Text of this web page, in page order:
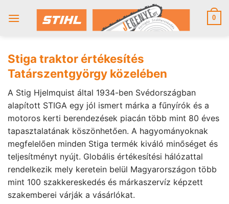
0
Stiga traktor értékesítés
Tatárszentgyörgy közelében
A Stig Hjelmquist által 1934-ben Svédországban
alapított STIGA egy jól ismert márka a fűnyírók és a
motoros kerti berendezések piacán több mint 80 éves
tapasztalatának köszönhetően. A hagyományoknak
megfelelően minden Stiga termék kiváló minőséget és
teljesítményt nyújt. Globális értékesítési hálózattal
rendelkezik mely keretein belül Magyarországon több
mint 100 szakkereskedés és márkaszervíz képzett
szakemberei várják a vásárlókat.